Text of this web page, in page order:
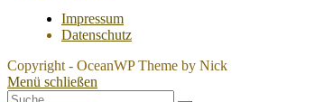
Impressum
Datenschutz
Copyright - OceanWP Theme by Nick
Menü schließen